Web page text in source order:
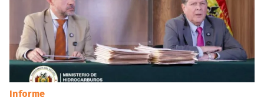
Informe